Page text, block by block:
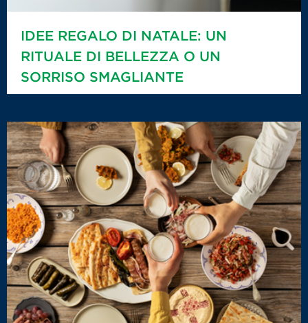
IDEE REGALO DI NATALE: UN
RITUALE DI BELLEZZA O UN
SORRISO SMAGLIANTE